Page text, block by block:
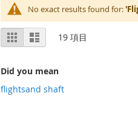
No exact results found for:
視
圖
%1
及
列
表
19 項目
Did you mean
flightsand shaft